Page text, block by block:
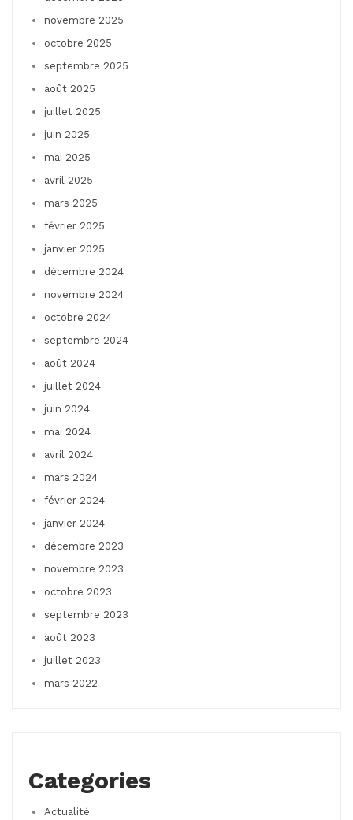
novembre 2025
octobre 2025
septembre 2025
août 2025
juillet 2025
juin 2025
mai 2025
avril 2025
mars 2025
février 2025
janvier 2025
décembre 2024
novembre 2024
octobre 2024
septembre 2024
août 2024
juillet 2024
juin 2024
mai 2024
avril 2024
mars 2024
février 2024
janvier 2024
décembre 2023
novembre 2023
octobre 2023
septembre 2023
août 2023
juillet 2023
mars 2022
Categories
Actualité